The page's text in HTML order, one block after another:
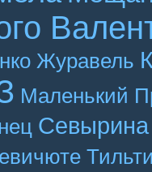
Журавель
Маленький
Севырина